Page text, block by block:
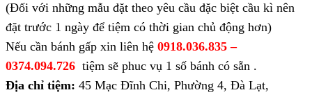
(Đối với những mẫu đặt theo yêu cầu đặc biệt cầu kì nên
đặt trước 1 ngày để tiệm có thời gian chủ động hơn)
Nếu cần bánh gấp xin liên hệ 0918.036.835 –
0374.094.726 tiệm sẽ phuc vụ 1 số bánh có sẵn .
Địa chỉ tiệm: 45 Mạc Đĩnh Chi, Phường 4, Đà Lạt,